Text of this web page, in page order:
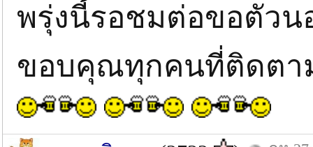
พรุ่งนี้รอชมต่อขอตัวน
ขอบคุณทุกคนที่ติดต